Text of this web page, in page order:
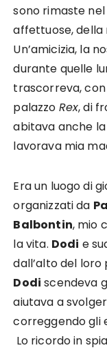
sono rimaste
affettuose,
Un’amicizia, la
durante quelle
trascorreva,
palazzo Rex, di
abitava anche
lavorava mia
Era un luogo di
organizzati da
Balbontin, mio
la vita. Dodi e
dall’alto del
Dodi scendeva
aiutava a
correggendo gli
Lo ricordo in